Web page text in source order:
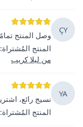
ÇY
وصل المنتج
المنتج المُشتراة:
من ليلا كريب
YA
نسيج رائع،
المنتج المُشتراة: